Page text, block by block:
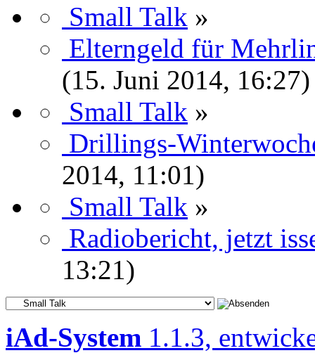
Small Talk »
Elterngeld für
(15. Juni 2014, 16:27)
Small Talk »
Drillings-
2014, 11:01)
Small Talk »
Radiobericht, jetzt
13:21)
iAd-System 1.1.3,